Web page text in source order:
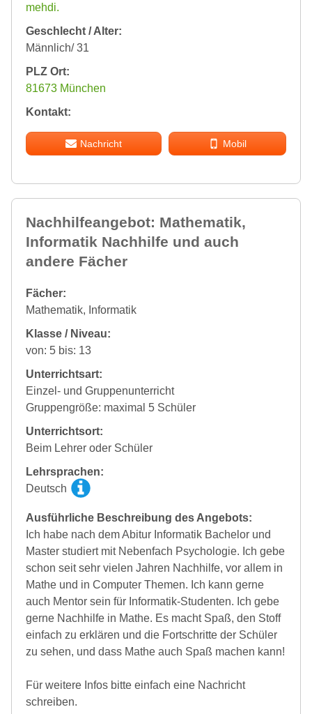
mehdi.
Geschlecht / Alter:
Männlich/ 31
PLZ Ort:
81673 München
Kontakt:
Nachricht Mobil
Nachhilfeangebot: Mathematik,
Informatik Nachhilfe und auch
andere Fächer
Fächer:
Mathematik, Informatik
Klasse / Niveau:
von: 5 bis: 13
Unterrichtsart:
Einzel- und Gruppenunterricht
Gruppengröße: maximal 5 Schüler
Unterrichtsort:
Beim Lehrer oder Schüler
Lehrsprachen:
Deutsch
Ausführliche Beschreibung des Angebots:
Ich habe nach dem Abitur Informatik Bachelor und
Master studiert mit Nebenfach Psychologie. Ich gebe
schon seit sehr vielen Jahren Nachhilfe, vor allem in
Mathe und in Computer Themen. Ich kann gerne
auch Mentor sein für Informatik-Studenten. Ich gebe
gerne Nachhilfe in Mathe. Es macht Spaß, den Stoff
einfach zu erklären und die Fortschritte der Schüler
zu sehen, und dass Mathe auch Spaß machen kann!
Für weitere Infos bitte einfach eine Nachricht
schreiben.